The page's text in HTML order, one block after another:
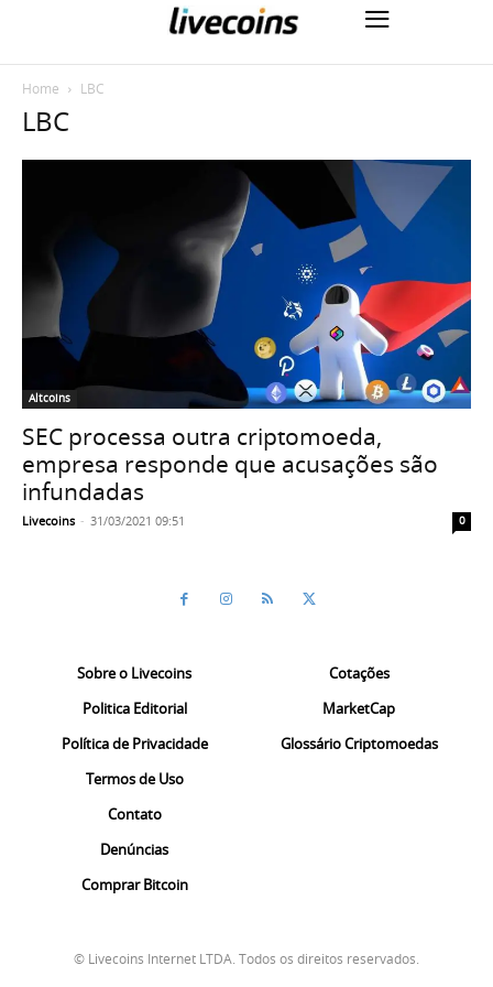
Home LBC
LBC
Altcoins
SEC processa outra criptomoeda,
empresa responde que acusações são
infundadas
Livecoins - 31/03/2021 09:51 0
Sobre o Livecoins
Politica Editorial
Política de Privacidade
Termos de Uso
Contato
Denúncias
Comprar Bitcoin
Cotações
MarketCap
Glossário Criptomoedas
© Livecoins Internet LTDA. Todos os direitos reservados.